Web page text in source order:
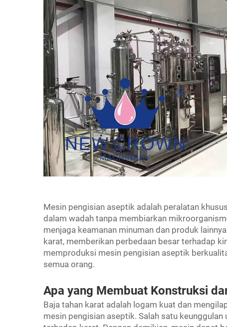
Mesin pengisian aseptik adalah peralatan
dalam wadah tanpa membiarkan
menjaga keamanan minuman dan produk
karat, memberikan perbedaan besar terhadap
memproduksi mesin pengisian aseptik
semua orang.
Apa yang Membuat Konstruksi
Baja tahan karat adalah logam kuat dan
mesin pengisian aseptik. Salah satu